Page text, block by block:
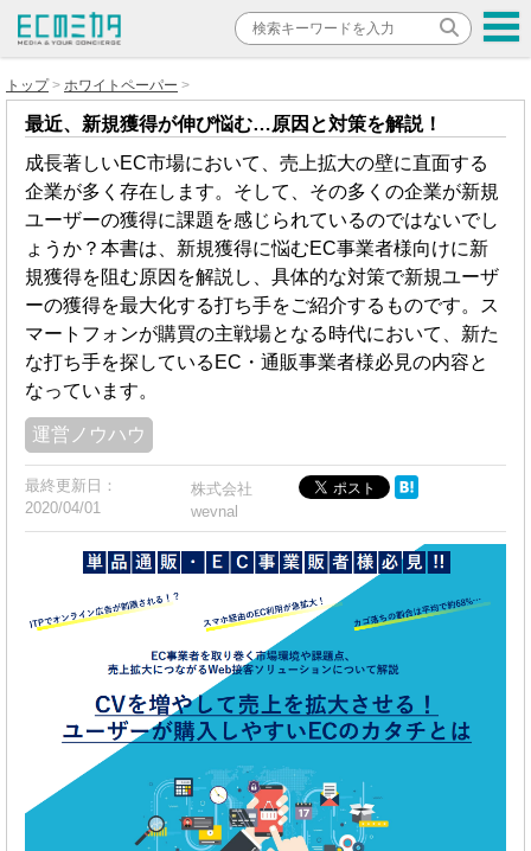
トップ ホワイトペーパー
最近、新規獲得が伸び悩む…原因と対策を解説！
成長著しいEC市場において、売上拡大の壁に直面する
企業が多く存在します。そして、その多くの企業が新規
ユーザーの獲得に課題を感じられているのではないでし
ょうか？本書は、新規獲得に悩むEC事業者様向けに新
規獲得を阻む原因を解説し、具体的な対策で新規ユーザ
ーの獲得を最大化する打ち手をご紹介するものです。ス
マートフォンが購買の主戦場となる時代において、新た
な打ち手を探しているEC・通販事業者様必見の内容と
なっています。
運営ノウハウ
最終更新日：
2020/04/01
株式会社
wevnal